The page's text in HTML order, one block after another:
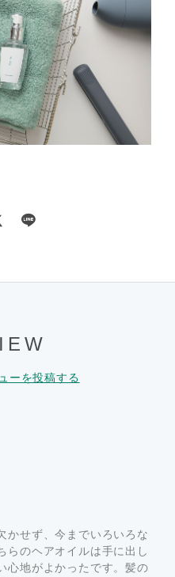
ーを投稿する
かせず、今までいろいろな
らのヘアオイルは手に出し
心地がよかったです。髪の